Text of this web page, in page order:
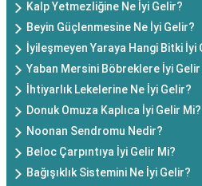
Kalp Yetmezliğine Ne İyi Gelir?
Beyin Güçlenmesine Ne İyi Gelir?
İyileşmeyen Yaraya Hangi Bitki İyi
Yaban Mersini Böbreklere İyi Gelir
İhtiyarlık Lekelerine Ne İyi Gelir?
Donuk Omuza Kaplıca İyi Gelir Mi?
Noonan Sendromu Nedir?
Beloc Çarpıntıya İyi Gelir Mi?
Bağışıklık Sistemini Ne İyi Gelir?